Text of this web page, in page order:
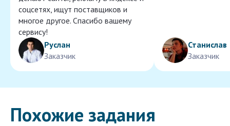
соцсетях, ищут поставщиков и
многое другое. Спасибо вашему
сервису!
Руслан
Заказчик
Станислав
Заказчик
Похожие задания